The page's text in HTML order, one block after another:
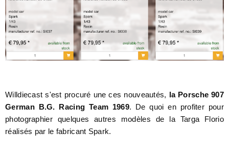
Willdiecast s'est procuré une ces nouveautés, la Porsche 907
German B.G. Racing Team 1969. De quoi en profiter pour
photographier quelques autres modèles de la Targa Florio
réalisés par le fabricant Spark.